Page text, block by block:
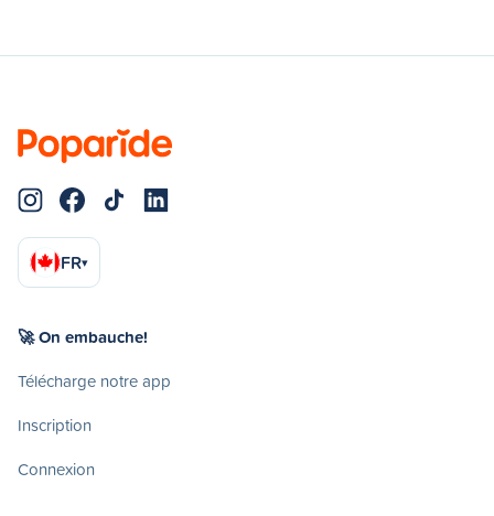
FR▾
🚀 On embauche!
Télécharge notre app
Inscription
Connexion